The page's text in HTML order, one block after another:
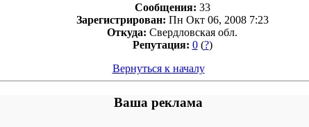
Сообщения: 33
Зарегистрирован: Пн Окт 06, 2008 7:23
Откуда: Свердловская обл.
Репутация: 0(?)
Вернуться к началу
Ваша реклама